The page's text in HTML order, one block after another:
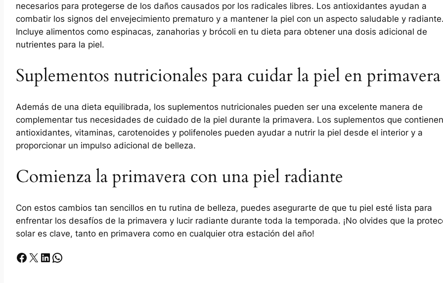
necesarios para protegerse de los daños causados por los radicales libres. Los antioxidantes ayudan a
combatir los signos del envejecimiento prematuro y a mantener la piel con un aspecto saludable y
Incluye alimentos como espinacas, zanahorias y brócoli en tu dieta para obtener una dosis adicional de
nutrientes para la piel.
Suplementos nutricionales para cuidar la piel en primavera
Además de una dieta equilibrada, los suplementos nutricionales pueden ser una excelente manera de
complementar tus necesidades de cuidado de la piel durante la primavera. Los suplementos que contienen
antioxidantes, vitaminas, carotenoides y polifenoles pueden ayudar a nutrir la piel desde el interior y a
proporcionar un impulso adicional de belleza.
Comienza la primavera con una piel radiante
Con estos cambios tan sencillos en tu rutina de belleza, puedes asegurarte de que tu piel esté lista para
enfrentar los desafíos de la primavera y lucir radiante durante toda la temporada. ¡No olvides que la
solar es clave, tanto en primavera como en cualquier otra estación del año!
Facebook X LinkedIn Whatsapp